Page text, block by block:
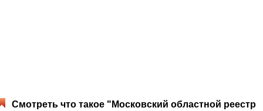
Смотреть что такое "Московский областной реестр